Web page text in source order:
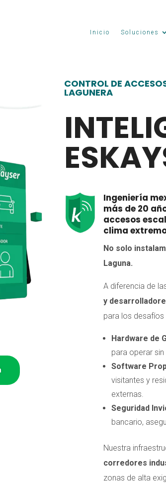
Inicio Soluciones
CONTROL DE
LAGUNERA
Ingeniería
más de 20
accesos
clima
No solo
Laguna.
A diferencia de
y
para los
Hardware de
para operar
Software
visitantes y
externas.
Seguridad
bancario,
Nuestra
corredores
zonas de alta